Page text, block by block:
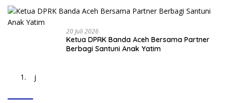
20 Juli 2026
Ketua DPRK Banda Aceh Bersama Partner
Berbagi Santuni Anak Yatim
j